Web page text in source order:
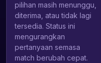
pilihan masih menunggu,
diterima, atau tidak lagi
tersedia. Status ini
mengurangkan
pertanyaan semasa
match berubah cepat.